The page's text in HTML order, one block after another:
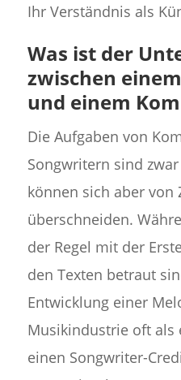
Ihr Verständnis als
Was ist der
zwischen
und einem
Die Aufgaben von
Songwritern sind
können sich aber von
überschneiden.
der Regel mit der
den Texten betraut
Entwicklung einer
Musikindustrie oft als
einen Songwriter-